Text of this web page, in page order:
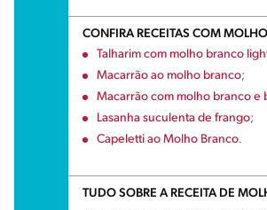
CONFIRA RECEITAS COM
Talharim com molho branco
Macarrão ao molho branco;
Macarrão com molho branco e
Lasanha suculenta de frango;
Capeletti ao Molho Branco.
TUDO SOBRE A RECEITA DE